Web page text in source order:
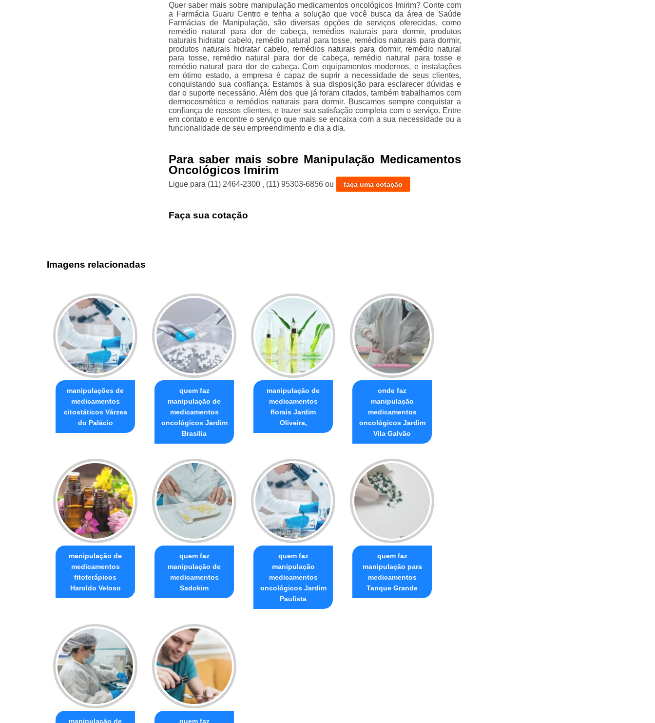
Quer saber mais sobre manipulação medicamentos oncológicos Imirim? Conte com
a Farmácia Guaru Centro e tenha a solução que você busca da área de Saúde
Farmácias de Manipulação, são diversas opções de serviços oferecidas, como
remédio natural para dor de cabeça, remédios naturais para dormir, produtos
naturais hidratar cabelo, remédio natural para tosse, remédios naturais para dormir,
produtos naturais hidratar cabelo, remédios naturais para dormir, remédio natural
para tosse, remédio natural para dor de cabeça, remédio natural para tosse e
remédio natural para dor de cabeça. Com equipamentos modernos, e instalações
em ótimo estado, a empresa é capaz de suprir a necessidade de seus clientes,
conquistando sua confiança. Estamos à sua disposição para esclarecer dúvidas e
dar o suporte necessário. Além dos que já foram citados, também trabalhamos com
dermocosmético e remédios naturais para dormir. Buscamos sempre conquistar a
confiança de nossos clientes, e trazer sua satisfação completa com o serviço. Entre
em contato e encontre o serviço que mais se encaixa com a sua necessidade ou a
funcionalidade de seu empreendimento e dia a dia.
Para saber mais sobre Manipulação Medicamentos
Oncológicos Imirim
Ligue para (11) 2464-2300 , (11) 95303-6856 ou faça uma cotação
Faça sua cotação
Imagens relacionadas
manipulações de
medicamentos
citostáticos Várzea
do Palácio
quem faz
manipulação de
medicamentos
oncológicos Jardim
Brasilia
manipulação de
medicamentos
florais Jardim
Oliveira,
onde faz
manipulação
medicamentos
oncológicos Jardim
Vila Galvão
manipulação de
medicamentos
fitoterápicos
Haroldo Veloso
quem faz
manipulação de
medicamentos
Sadokim
quem faz
manipulação
medicamentos
oncológicos Jardim
Paulista
quem faz
manipulação para
medicamentos
Tanque Grande
manipulação de
quem faz